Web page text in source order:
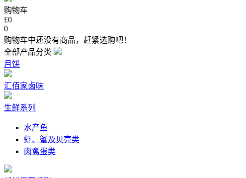
购物车
£0
0
购物车中还没有商品，赶紧选购吧！
全部产品分类
月饼
汇佰家卤味
生鲜系列
水产鱼
虾、蟹及贝壳类
肉禽蛋类